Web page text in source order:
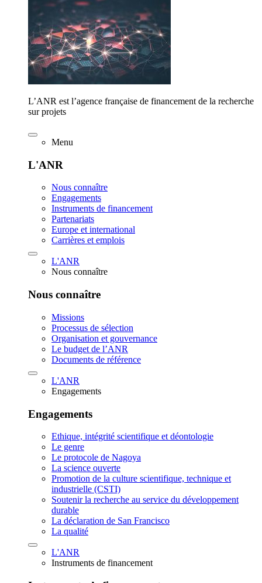
L’ANR est l’agence française de financement de la recherche
sur projets
Menu
L'ANR
Nous connaître
Engagements
Instruments de financement
Partenariats
Europe et international
Carrières et emplois
L'ANR
Nous connaître
Nous connaître
Missions
Processus de sélection
Organisation et gouvernance
Le budget de l’ANR
Documents de référence
L'ANR
Engagements
Engagements
Ethique, intégrité scientifique et déontologie
Le genre
Le protocole de Nagoya
La science ouverte
Promotion de la culture scientifique, technique et
industrielle (CSTI)
Soutenir la recherche au service du développement
durable
La déclaration de San Francisco
La qualité
L'ANR
Instruments de financement